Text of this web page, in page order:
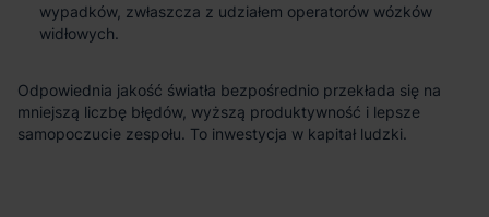
wypadków, zwłaszcza z udziałem operatorów wózków
widłowych.